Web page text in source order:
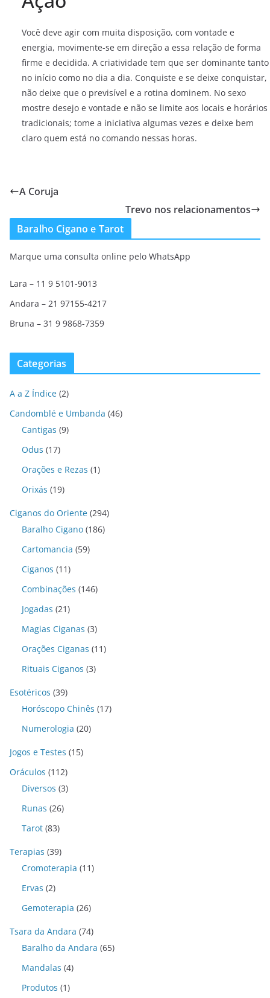
Você deve agir com muita disposição, com vontade e
energia, movimente-se em direção a essa relação de forma
firme e decidida. A criatividade tem que ser dominante tanto
no início como no dia a dia. Conquiste e se deixe conquistar,
não deixe que o previsível e a rotina dominem. No sexo
mostre desejo e vontade e não se limite aos locais e horários
tradicionais; tome a iniciativa algumas vezes e deixe bem
claro quem está no comando nessas horas.
A Coruja
Trevo nos relacionamentos
Baralho Cigano e Tarot
Marque uma consulta online pelo WhatsApp
Lara – 11 9 5101-9013
Andara – 21 97155-4217
Bruna – 31 9 9868-7359
Categorias
A a Z Índice (2)
Candomblé e Umbanda (46)
Cantigas (9)
Odus (17)
Orações e Rezas (1)
Orixás (19)
Ciganos do Oriente (294)
Baralho Cigano (186)
Cartomancia (59)
Ciganos (11)
Combinações (146)
Jogadas (21)
Magias Ciganas (3)
Orações Ciganas (11)
Rituais Ciganos (3)
Esotéricos (39)
Horóscopo Chinês (17)
Numerologia (20)
Jogos e Testes (15)
Oráculos (112)
Diversos (3)
Runas (26)
Tarot (83)
Terapias (39)
Cromoterapia (11)
Ervas (2)
Gemoterapia (26)
Tsara da Andara (74)
Baralho da Andara (65)
Mandalas (4)
Produtos (1)